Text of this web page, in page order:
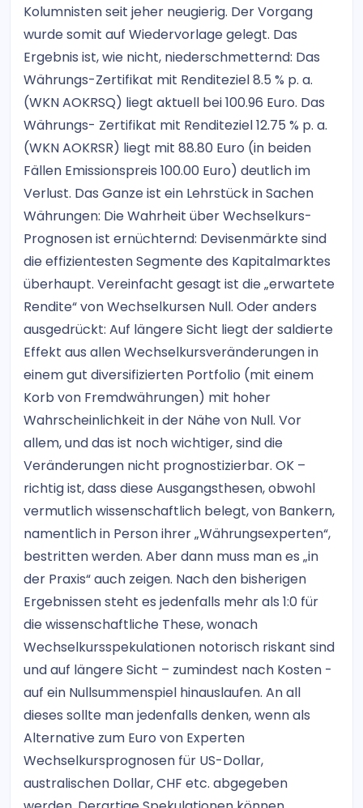
Kolumnisten seit jeher neugierig. Der Vorgang
wurde somit auf Wiedervorlage gelegt. Das
Ergebnis ist, wie nicht, niederschmetternd: Das
Währungs-Zertifikat mit Renditeziel 8.5 % p. a.
(WKN AOKRSQ) liegt aktuell bei 100.96 Euro. Das
Währungs- Zertifikat mit Renditeziel 12.75 % p. a.
(WKN AOKRSR) liegt mit 88.80 Euro (in beiden
Fällen Emissionspreis 100.00 Euro) deutlich im
Verlust. Das Ganze ist ein Lehrstück in Sachen
Währungen: Die Wahrheit über Wechselkurs-
Prognosen ist ernüchternd: Devisenmärkte sind
die effizientesten Segmente des Kapitalmarktes
überhaupt. Vereinfacht gesagt ist die „erwartete
Rendite“ von Wechselkursen Null. Oder anders
ausgedrückt: Auf längere Sicht liegt der saldierte
Effekt aus allen Wechselkursveränderungen in
einem gut diversifizierten Portfolio (mit einem
Korb von Fremdwährungen) mit hoher
Wahrscheinlichkeit in der Nähe von Null. Vor
allem, und das ist noch wichtiger, sind die
Veränderungen nicht prognostizierbar. OK –
richtig ist, dass diese Ausgangsthesen, obwohl
vermutlich wissenschaftlich belegt, von Bankern,
namentlich in Person ihrer „Währungsexperten“,
bestritten werden. Aber dann muss man es „in
der Praxis“ auch zeigen. Nach den bisherigen
Ergebnissen steht es jedenfalls mehr als 1:0 für
die wissenschaftliche These, wonach
Wechselkursspekulationen notorisch riskant sind
und auf längere Sicht – zumindest nach Kosten -
auf ein Nullsummenspiel hinauslaufen. An all
dieses sollte man jedenfalls denken, wenn als
Alternative zum Euro von Experten
Wechselkursprognosen für US-Dollar,
australischen Dollar, CHF etc. abgegeben